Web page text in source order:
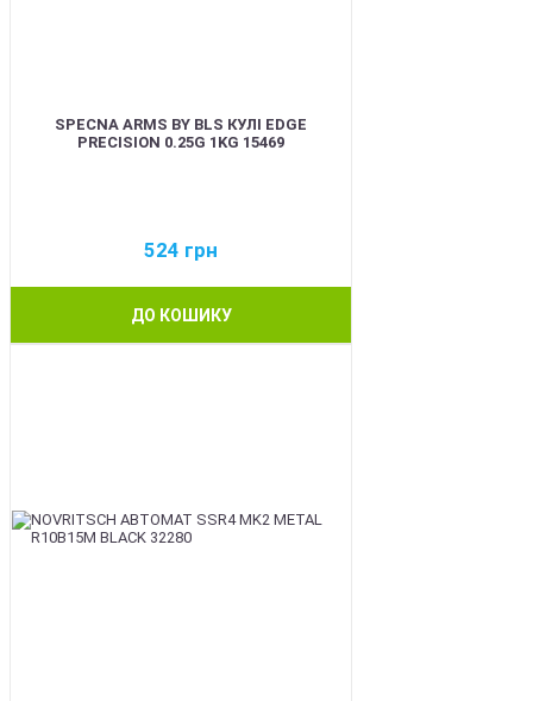
SPECNA ARMS BY BLS КУЛІ EDGE
PRECISION 0.25G 1KG 15469
524 грн
ДО КОШИКУ